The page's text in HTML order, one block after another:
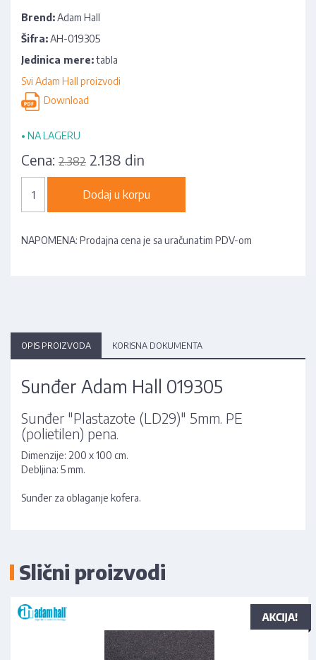
Brend:Adam Hall
Šifra:AH-019305
Jedinica mere:tabla
Svi Adam Hall proizvodi
Download
• NA LAGERU
Cena: 2.382 2.138 din
Dodaj u korpu
NAPOMENA: Prodajna cena je sa uračunatim PDV-om
OPIS PROIZVODA KORISNA DOKUMENTA
Sunđer Adam Hall 019305
Sunđer "Plastazote (LD29)" 5mm. PE
(polietilen) pena.
Dimenzije: 200 x 100 cm.
Debljina: 5 mm.
Sunđer za oblaganje kofera.
Slični proizvodi